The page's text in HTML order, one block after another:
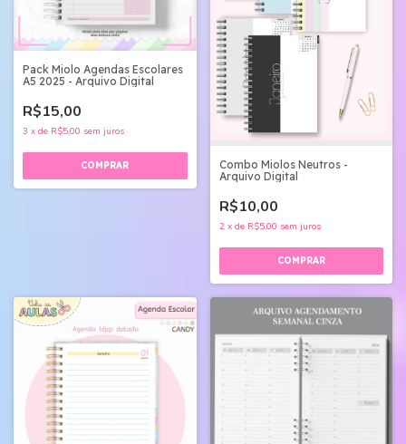
Pack Miolo Agendas Escolares
A5 2025 - Arquivo Digital
R$15,00
3 x de R$5,00 sem juros
Combo Miolos Neutros -
Arquivo Digital
R$10,00
2 x de R$5,00 sem juros